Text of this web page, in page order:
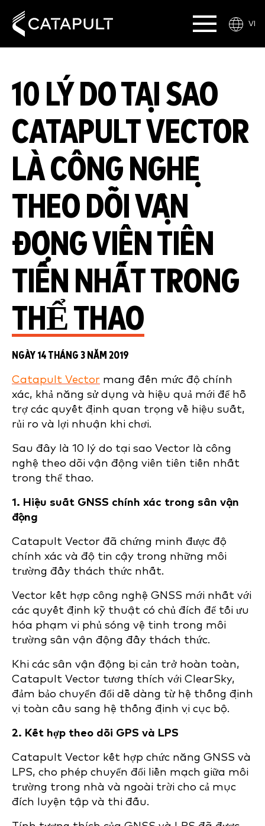
VI
10 LÝ DO TẠI SAO
CATAPULT VECTOR
LÀ CÔNG NGHỆ
THEO DÕI VẬN
ĐỘNG VIÊN TIÊN
TIẾN NHẤT TRONG
THỂ THAO
NGÀY 14 THÁNG 3 NĂM 2019
Catapult Vector mang đến mức độ chính
xác, khả năng sử dụng và hiệu quả mới để hỗ
trợ các quyết định quan trọng về hiệu suất,
rủi ro và lợi nhuận khi chơi.
Sau đây là 10 lý do tại sao Vector là công
nghệ theo dõi vận động viên tiên tiến nhất
trong thể thao.
1. Hiệu suất GNSS chính xác trong sân vận
động
Catapult Vector đã chứng minh được độ
chính xác và độ tin cậy trong những môi
trường đầy thách thức nhất.
Vector kết hợp công nghệ GNSS mới nhất với
các quyết định kỹ thuật có chủ đích để tối ưu
hóa phạm vi phủ sóng vệ tinh trong môi
trường sân vận động đầy thách thức.
Khi các sân vận động bị cản trở hoàn toàn,
Catapult Vector tương thích với ClearSky,
đảm bảo chuyển đổi dễ dàng từ hệ thống định
vị toàn cầu sang hệ thống định vị cục bộ.
2. Kết hợp theo dõi GPS và LPS
Catapult Vector kết hợp chức năng GNSS và
LPS, cho phép chuyển đổi liền mạch giữa môi
trường trong nhà và ngoài trời cho cả mục
đích luyện tập và thi đấu.